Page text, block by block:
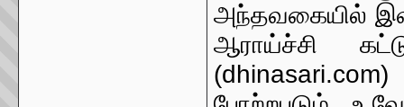
அந்தவகையில்
ஆராய்ச்சி